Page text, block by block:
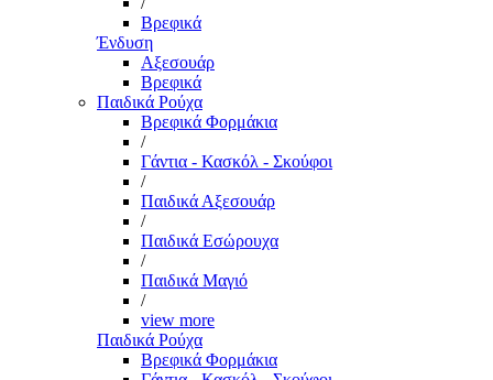
Βρεφικά
Ένδυση
Αξεσουάρ
Βρεφικά
Παιδικά Ρούχα
Βρεφικά Φορμάκια
/
Γάντια - Κασκόλ - Σκούφοι
/
Παιδικά Αξεσουάρ
/
Παιδικά Εσώρουχα
/
Παιδικά Μαγιό
/
view more
Παιδικά Ρούχα
Βρεφικά Φορμάκια